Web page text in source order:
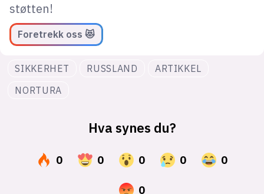
støtten!
Foretrekk oss 😻
SIKKERHET RUSSLAND
ARTIKKEL
NORTURA